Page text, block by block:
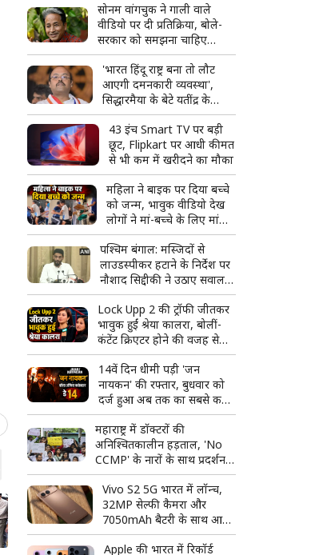
सोनम वांगचुक ने गाली वाले
वीडियो पर दी प्रतिक्रिया, बोले-
सरकार को समझना चाहिए
युवाओं में इतना गुस्सा क्यों है
'भारत हिंदू राष्ट्र बना तो लौट
आएगी दमनकारी व्यवस्था',
सिद्धारमैया के बेटे यतींद्र के
बयान से बढ़ा विवाद
43 इंच Smart TV पर बड़ी
छूट, Flipkart पर आधी कीमत
से भी कम में खरीदने का मौका
महिला ने बाइक पर दिया बच्चे
को जन्म, भावुक वीडियो देख
लोगों ने मां-बच्चे के लिए मांगी
दुआ
पश्चिम बंगाल: मस्जिदों से
लाउडस्पीकर हटाने के निर्देश पर
नौशाद सिद्दीकी ने उठाए सवाल,
बोले- लिखित में दें
Lock Upp 2 की ट्रॉफी जीतकर
भावुक हुईं श्रेया कालरा, बोलीं-
कंटेंट क्रिएटर होने की वजह से
मुझे कम समझा गया
14वें दिन धीमी पड़ी 'जन
नायकन' की रफ्तार, बुधवार को
दर्ज हुआ अब तक का सबसे कम
बॉक्स ऑफिस कलेक्शन
महाराष्ट्र में डॉक्टरों की
अनिश्चितकालीन हड़ताल, 'No
CCMP' के नारों के साथ प्रदर्शन;
बॉम्बे हाईकोर्ट ने लिया स्वत: संज्ञान
Vivo S2 5G भारत में लॉन्च,
32MP सेल्फी कैमरा और
7050mAh बैटरी के साथ आया
नया स्मार्टफोन
Apple की भारत में रिकॉर्ड